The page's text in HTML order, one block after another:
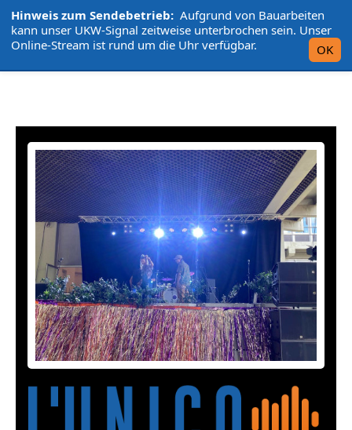
Hinweis zum Sendebetrieb: Aufgrund von Bauarbeiten
kann unser UKW-Signal zeitweise unterbrochen sein. Unser
Online-Stream ist rund um die Uhr verfügbar.
OK
L'UniCo